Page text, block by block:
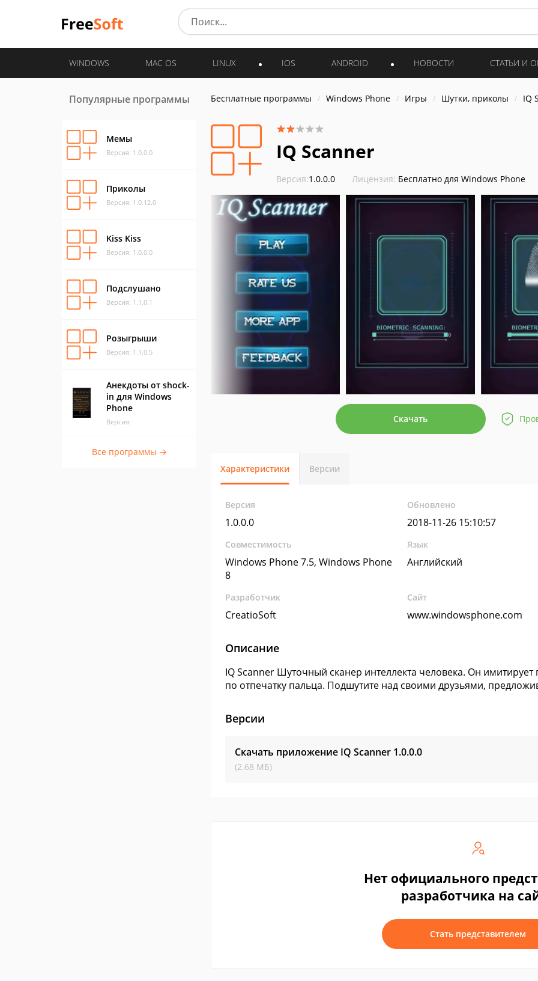
WINDOWS MAC OS LINUX IOS ANDROID НОВОСТИ СТАТЬИ И
Популярные программы
Мемы
Версия: 1.0.0.0
Приколы
Версия: 1.0.12.0
Kiss Kiss
Версия: 1.0.0.0
Подслушано
Версия: 1.1.0.1
Розыгрыши
Версия: 1.1.0.5
Анекдоты от shock-
in для Windows
Phone
Версия:
Все программы →
Бесплатные программы Windows Phone Игры Шутки, приколы IQ
IQ Scanner
Версия:1.0.0.0 Лицензия: Бесплатно для Windows Phone
Скачать
Характеристики Версии
Версия
1.0.0.0
Обновлено
2018-11-26 15:10:57
Совместимость
Windows Phone 7.5, Windows Phone
8
Язык
Английский
Разработчик
CreatioSoft
Сайт
www.windowsphone.com
Описание
IQ Scanner Шуточный сканер интеллекта человека. Он
по отпечатку пальца. Подшутите над своими друзьями,
Версии
Скачать приложение IQ Scanner 1.0.0.0
(2.68 МБ)
Нет официального
разработчика на
Стать представителем